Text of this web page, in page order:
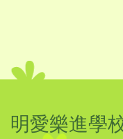
明愛樂進學